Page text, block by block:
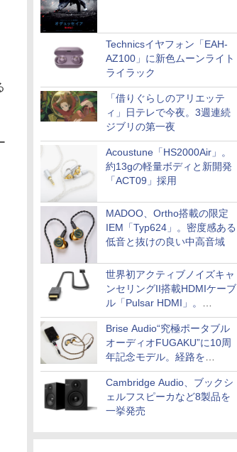
Technicsイヤフォン「EAH-
AZ100」に新色ムーンライト
ライラック
「借りぐらしのアリエッテ
ィ」日テレで今夜。3週連続
ジブリの第一夜
Acoustune「HS2000Air」。
約13gの軽量ボディと新開発
「ACT09」採用
MADOO、Ortho搭載の限定
IEM「Typ624」。密度感ある
低音と抜けの良い中高音域
世界初アクティブノイズキャ
ンセリングII搭載HDMIケーブ
ル「Pulsar HDMI」。
SilentPowerから
Brise Audio“究極ポータブル
オーディオFUGAKU”に10周
年記念モデル。経路を
NISHIKIで統一。400万円
Cambridge Audio、ブックシ
ェルフスピーカなど8製品を
一挙発売